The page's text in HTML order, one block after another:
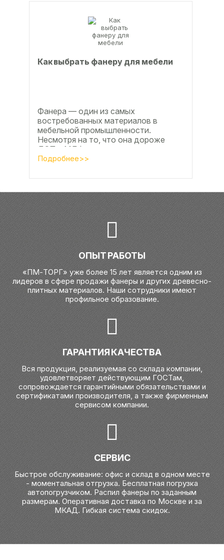
Как выбрать фанеру для мебели
Фанера — один из самых
востребованных материалов в
мебельной промышленности.
Несмотря на то, что она дороже
ДСП и МДФ , ее очень часто
используют для изготовления...
Подробнее>>
ОПЫТ РАБОТЫ
«ПМ-ТОРГ» уже более 15 лет является одним из
лидеров в сфере продажи фанеры и других древесно-
плитных материалов. Наши сотрудники имеют
профильное образование.
ГАРАНТИЯ КАЧЕСТВА
Вся продукция, реализуемая со склада компании,
удовлетворяет действующим ГОСТам,
сопровождается гарантийными обязательствами и
сертификатами производителя, а также фирменным
сервисом компании.
СЕРВИС
Быстрое обслуживание: офис и склад в одном месте
- моментальная отгрузка. Бесплатная погрузка
автопогрузчиком. Распил фанеры по заданным
размерам. Оперативная доставка по Москве и за
МКАД. Гибкая система скидок.